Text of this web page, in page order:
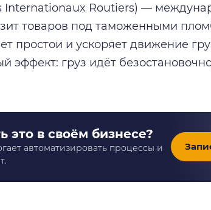
Internationaux Routiers) —
товаров под таможенными
простои и ускоряет движение
эффект: груз идёт
это в своём бизнесе?
автоматизировать процессы и